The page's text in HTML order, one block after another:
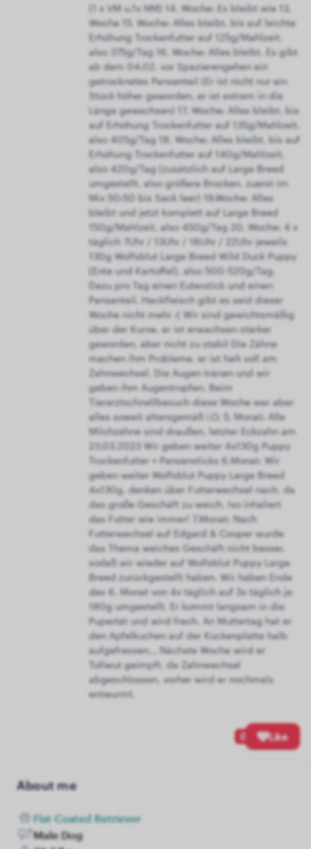
(1 x VM u.1x NM) 14. Woche: Es bleibt wie 13.
Woche 15. Woche: Alles bleibt, bis auf leichte
Erhöhung Trockenfutter auf 125g/Mahlzeit,
also 375g/Tag 16. Woche: Alles bleibt. Es gibt
ab dem 04.02. vor Spazierengehen ein
getrocknetes Pansenteil (Er ist nicht nur ein
Stück höher geworden, er ist extrem in die
Länge gewachsen) 17. Woche: Alles bleibt, bis
auf Erhöhung Trockenfutter auf 135g/Mahlzeit,
also 405g/Tag 18. Woche: Alles bleibt, bis auf
Erhöhung Trockenfutter auf 140g/Mahlzeit,
also 420g/Tag (zusätzlich auf Large Breed
umgestellt, also größere Brocken, zuerst im
Mix 50:50 bis Sack leer) 19.Woche: Alles
bleibt und jetzt komplett auf Large Breed
150g/Mahlzeit, also 450g/Tag 20. Woche: 4 x
täglich 7Uhr / 13Uhr / 18Uhr / 22Uhr jeweils
130g Wolfsblut Large Breed Wild Duck Puppy
(Ente und Kartoffel), also 500-520g/Tag.
Dazu pro Tag einen Euterstick und einen
Pansenteil. Hackfleisch gibt es seid dieser
Woche nicht mehr :( Wir sind gewichtsmäßig
über der Kurve, er ist erwachsen-stärker
geworden, aber nicht zu stabil Die Zähne
machen ihm Probleme, er ist halt voll am
Zahnwechsel. Die Augen tränen und wir
geben ihm Augentropfen. Beim
Tierarztschnellbesuch diese Woche war aber
alles soweit altersgemäß i.O. 5. Monat: Alle
Milchzähne sind draußen, letzter Eckzahn am
23.03.2023 Wir geben weiter 4x130g Puppy
Trockenfutter + Pansensticks 6.Monat: Wir
geben weiter Wolfsblut Puppy Large Breed
4x130g, denken über Futterwechsel nach, da
das große Geschäft zu weich. Ivo inhaliert
das Futter wie immer! 7.Monat: Nach
Futterwechsel auf Edgard & Cooper wurde
das Thema weiches Geschäft nicht besser,
sodaß wir wieder auf Wolfsblut Puppy Large
Breed zurückgestellt haben. Wir haben Ende
des 6. Monat von 4x täglich auf 3x täglich je
180g umgestellt. Er kommt langsam in die
Pupertät und wird frech. An Muttertag hat er
den Apfelkuchen auf der Kückenplatte halb
aufgefressen,.. Nächste Woche wird er
Tollwut geimpft, da Zahnwechsel
abgeschlossen, vorher wird er nochmals
entwurmt.
0 Like
About me
Flat-Coated Retriever
Male Dog